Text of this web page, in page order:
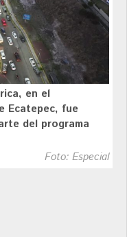
en el
Ecatepec, fue
del programa
Foto: Especial